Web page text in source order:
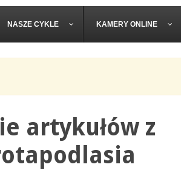
NASZE CYKLE KAMERY ONLINE
artykułów z